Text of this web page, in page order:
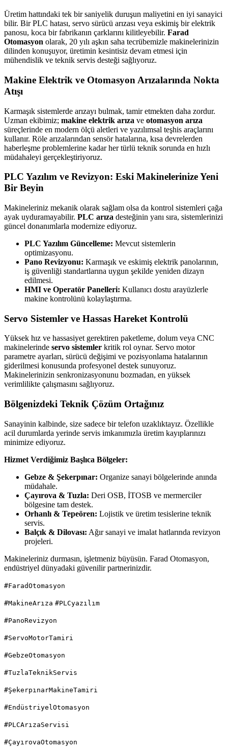
Üretim hattındaki tek bir saniyelik duruşun maliyetini en iyi sanayici
bilir. Bir PLC hatası, servo sürücü arızası veya eskimiş bir elektrik
panosu, koca bir fabrikanın çarklarını kilitleyebilir. Farad
Otomasyon olarak, 20 yılı aşkın saha tecrübemizle makinelerinizin
dilinden konuşuyor, üretimin kesintisiz devam etmesi için
mühendislik ve teknik servis desteği sağlıyoruz.
Makine Elektrik ve Otomasyon Arızalarında Nokta
Atışı
Karmaşık sistemlerde arızayı bulmak, tamir etmekten daha zordur.
Uzman ekibimiz; makine elektrik arıza ve otomasyon arıza
süreçlerinde en modern ölçü aletleri ve yazılımsal teşhis araçlarını
kullanır. Röle arızalarından sensör hatalarına, kısa devrelerden
haberleşme problemlerine kadar her türlü teknik sorunda en hızlı
müdahaleyi gerçekleştiriyoruz.
PLC Yazılım ve Revizyon: Eski Makinelerinize Yeni
Bir Beyin
Makineleriniz mekanik olarak sağlam olsa da kontrol sistemleri çağa
ayak uyduramayabilir. PLC arıza desteğinin yanı sıra, sistemlerinizi
güncel donanımlarla modernize ediyoruz.
PLC Yazılım Güncelleme: Mevcut sistemlerin
optimizasyonu.
Pano Revizyonu: Karmaşık ve eskimiş elektrik panolarının,
iş güvenliği standartlarına uygun şekilde yeniden dizayn
edilmesi.
HMI ve Operatör Panelleri: Kullanıcı dostu arayüzlerle
makine kontrolünü kolaylaştırma.
Servo Sistemler ve Hassas Hareket Kontrolü
Yüksek hız ve hassasiyet gerektiren paketleme, dolum veya CNC
makinelerinde servo sistemler kritik rol oynar. Servo motor
parametre ayarları, sürücü değişimi ve pozisyonlama hatalarının
giderilmesi konusunda profesyonel destek sunuyoruz.
Makinelerinizin senkronizasyonunu bozmadan, en yüksek
verimlilikte çalışmasını sağlıyoruz.
Bölgenizdeki Teknik Çözüm Ortağınız
Sanayinin kalbinde, size sadece bir telefon uzaklıktayız. Özellikle
acil durumlarda yerinde servis imkanımızla üretim kayıplarınızı
minimize ediyoruz.
Hizmet Verdiğimiz Başlıca Bölgeler:
Gebze & Şekerpınar: Organize sanayi bölgelerinde anında
müdahale.
Çayırova & Tuzla: Deri OSB, İTOSB ve mermerciler
bölgesine tam destek.
Orhanlı & Tepeören: Lojistik ve üretim tesislerine teknik
servis.
Balçık & Dilovası: Ağır sanayi ve imalat hatlarında revizyon
projeleri.
Makineleriniz durmasın, işletmeniz büyüsün. Farad Otomasyon,
endüstriyel dünyadaki güvenilir partnerinizdir.
#FaradOtomasyon
#MakineArıza #PLCyazılım
#PanoRevizyon
#ServoMotorTamiri
#GebzeOtomasyon
#TuzlaTeknikServis
#ŞekerpınarMakineTamiri
#EndüstriyelOtomasyon
#PLCArızaServisi
#ÇayırovaOtomasyon